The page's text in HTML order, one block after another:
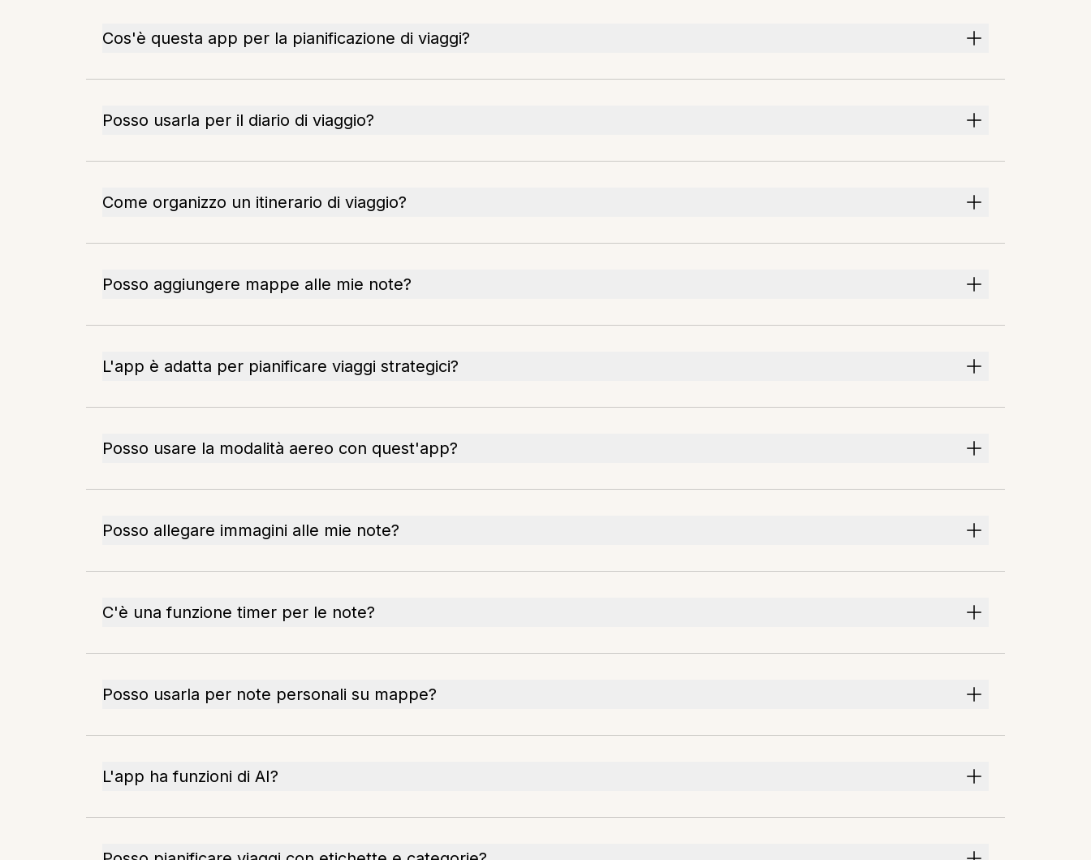
Cos'è questa app per la pianificazione di viaggi?
Posso usarla per il diario di viaggio?
Come organizzo un itinerario di viaggio?
Posso aggiungere mappe alle mie note?
L'app è adatta per pianificare viaggi strategici?
Posso usare la modalità aereo con quest'app?
Posso allegare immagini alle mie note?
C'è una funzione timer per le note?
Posso usarla per note personali su mappe?
L'app ha funzioni di AI?